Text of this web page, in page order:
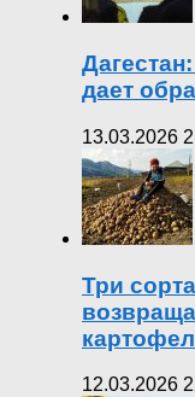
дает
13.03.2026
Три
12.03.2026